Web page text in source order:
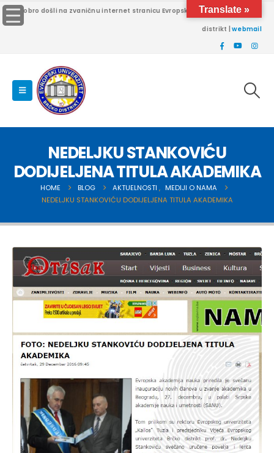
Dobro došli na zvaničnu internet stranicu Evropskog univerziteta Brčko
distrikt |webmail
NEDELJKU STANKOVIĆU
DODIJELJENA TITULA AKADEMIKA
HOME BLOG AKTUELNOSTI , MEDIJI O NAMA
NEDELJKU STANKOVIĆU DODIJELJENA TITULA AKADEMIKA
Translate »